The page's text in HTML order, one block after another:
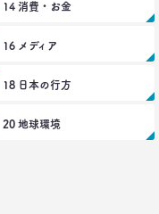
満点じゃない理由
14 消費・お金
16 メディア
18 日本の行方
20 地球環境